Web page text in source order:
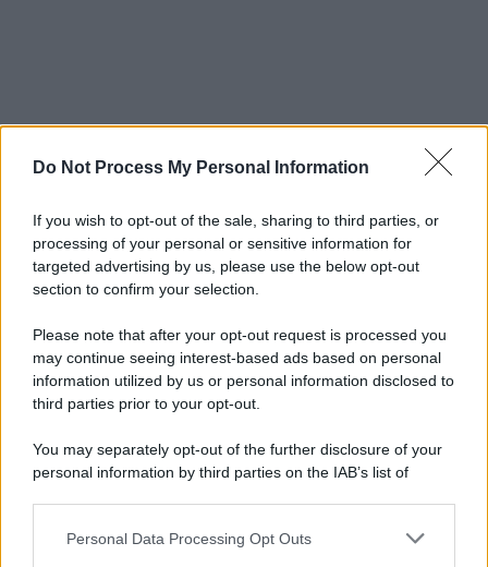
Do Not Process My Personal Information
If you wish to opt-out of the sale, sharing to third parties, or
processing of your personal or sensitive information for
targeted advertising by us, please use the below opt-out
section to confirm your selection.
Please note that after your opt-out request is processed you
may continue seeing interest-based ads based on personal
information utilized by us or personal information disclosed to
third parties prior to your opt-out.
You may separately opt-out of the further disclosure of your
personal information by third parties on the IAB’s list of
This information may also be disclosed by us to third parties
Personal Data Processing Opt Outs